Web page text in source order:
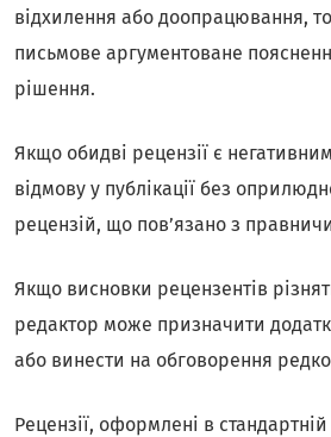
відхилення або доопрацювання,
письмове аргументоване
рішення.
Якщо обидві рецензії є
відмову у публікації без
рецензій, що пов’язано з
Якщо висновки рецензентів
редактор може призначити
або винести на обговорення
Рецензії, оформлені в